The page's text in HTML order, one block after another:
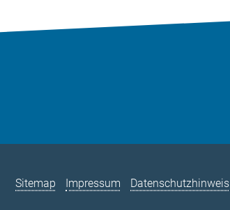
Sitemap Impressum Datenschutzhinweis